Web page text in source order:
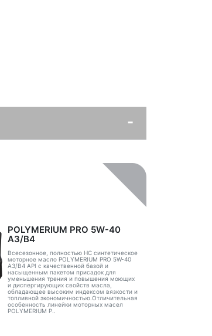
POLYMERIUM PRO 5W-40
A3/B4
Всесезонное, полностью HC синтетическое
моторное масло POLYMERIUM PRO 5W-40
A3/B4 API с качественной базой и
насыщенным пакетом присадок для
уменьшения трения и повышения моющих
и диспергирующих свойств масла,
обладающее высоким индексом вязкости и
топливной экономичностью.Отличительная
особенность линейки моторных масел
POLYMERIUM P..